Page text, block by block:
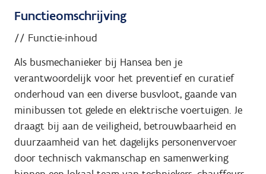
Functieomschrijving
// Functie-inhoud
Als busmechanieker bij Hansea ben je
verantwoordelijk voor het preventief en curatief
onderhoud van een diverse busvloot, gaande van
minibussen tot gelede en elektrische voertuigen. Je
draagt bij aan de veiligheid, betrouwbaarheid en
duurzaamheid van het dagelijks personenvervoer
door technisch vakmanschap en samenwerking